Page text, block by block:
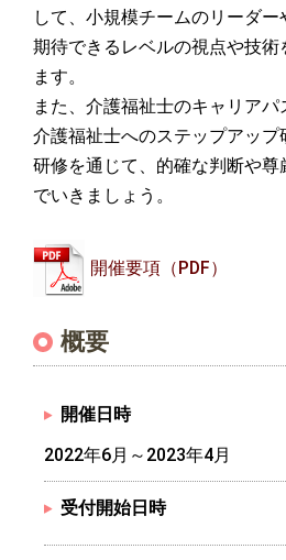
して、小規模チームのリーダ
期待できるレベルの視点や技
ます。
また、介護福祉士のキャリア
介護福祉士へのステップアッ
研修を通じて、的確な判断や
でいきましょう。
開催要項（PDF）
概要
開催日時
2022年6月～2023年4月
受付開始日時